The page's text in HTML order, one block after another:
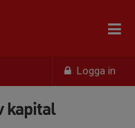
Logga in
kapital